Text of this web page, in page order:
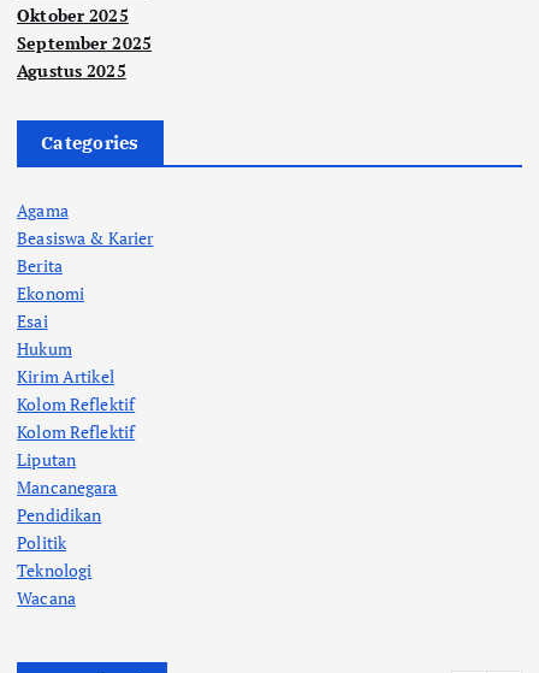
Oktober 2025
September 2025
Agustus 2025
Categories
Agama
Beasiswa & Karier
Berita
Ekonomi
Esai
Hukum
Kirim Artikel
Kolom Reflektif
Kolom Reflektif
Liputan
Mancanegara
Pendidikan
Politik
Teknologi
Wacana